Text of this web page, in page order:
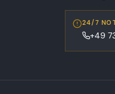
24/7
+49